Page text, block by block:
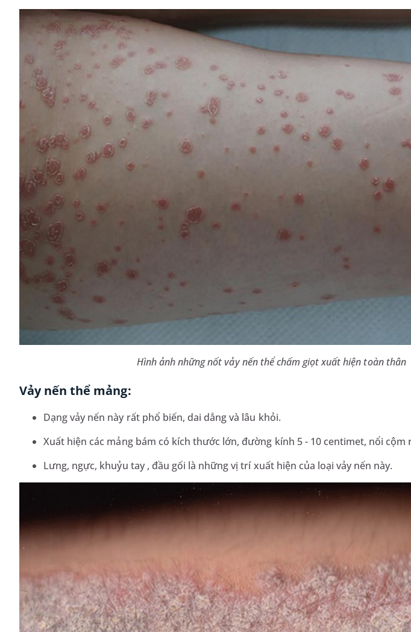
Hình ảnh những nốt vảy nến thể chấm giọt xuất hiện toàn thân
Vảy nến thể mảng:
Dạng vảy nến này rất phổ biến, dai dẳng và lâu khỏi.
Xuất hiện các mảng bám có kích thước lớn, đường kính 5 - 10 centimet, nổi cộm
Lưng, ngực, khuỷu tay , đầu gối là những vị trí xuất hiện của loại vảy nến này.